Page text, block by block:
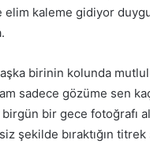
kaleme gidiyor
birinin kolunda
sadece gözüme sen
bir gece fotoğrafı
bıraktığın titrek